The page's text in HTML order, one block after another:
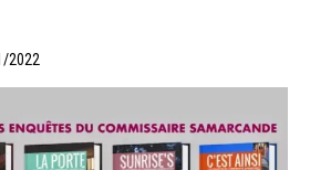
2022